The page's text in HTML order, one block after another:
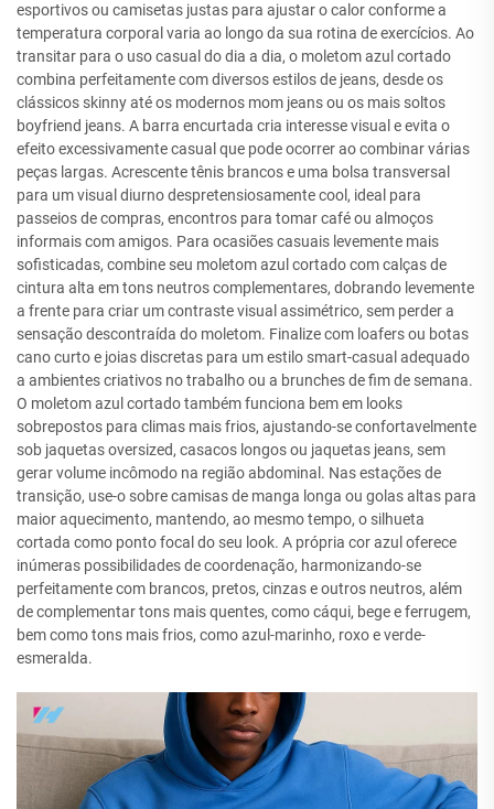
esportivos ou camisetas justas para ajustar o calor conforme a
temperatura corporal varia ao longo da sua rotina de exercícios. Ao
transitar para o uso casual do dia a dia, o moletom azul cortado
combina perfeitamente com diversos estilos de jeans, desde os
clássicos skinny até os modernos mom jeans ou os mais soltos
boyfriend jeans. A barra encurtada cria interesse visual e evita o
efeito excessivamente casual que pode ocorrer ao combinar várias
peças largas. Acrescente tênis brancos e uma bolsa transversal
para um visual diurno despretensiosamente cool, ideal para
passeios de compras, encontros para tomar café ou almoços
informais com amigos. Para ocasiões casuais levemente mais
sofisticadas, combine seu moletom azul cortado com calças de
cintura alta em tons neutros complementares, dobrando levemente
a frente para criar um contraste visual assimétrico, sem perder a
sensação descontraída do moletom. Finalize com loafers ou botas
cano curto e joias discretas para um estilo smart-casual adequado
a ambientes criativos no trabalho ou a brunches de fim de semana.
O moletom azul cortado também funciona bem em looks
sobrepostos para climas mais frios, ajustando-se confortavelmente
sob jaquetas oversized, casacos longos ou jaquetas jeans, sem
gerar volume incômodo na região abdominal. Nas estações de
transição, use-o sobre camisas de manga longa ou golas altas para
maior aquecimento, mantendo, ao mesmo tempo, o silhueta
cortada como ponto focal do seu look. A própria cor azul oferece
inúmeras possibilidades de coordenação, harmonizando-se
perfeitamente com brancos, pretos, cinzas e outros neutros, além
de complementar tons mais quentes, como cáqui, bege e ferrugem,
bem como tons mais frios, como azul-marinho, roxo e verde-
esmeralda.